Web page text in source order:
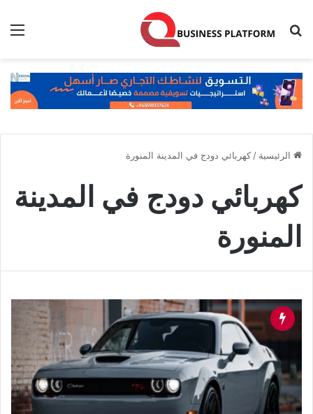
بحث عن
الرئيسية / كهربائي دودج في المدينة المنورة
كهربائي دودج في المدينة
المنورة